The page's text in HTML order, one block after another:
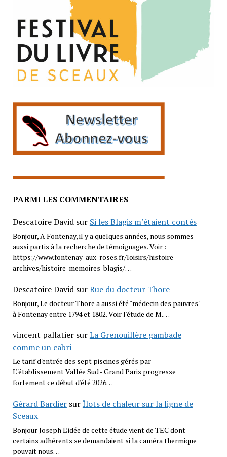
PARMI LES COMMENTAIRES
Descatoire Davidsur Si les Blagis m’étaient contés
Bonjour, A Fontenay, il y a quelques années, nous sommes
aussi partis à la recherche de témoignages. Voir :
https://www.fontenay-aux-roses.fr/loisirs/histoire-
archives/histoire-memoires-blagis/…
Descatoire DavidsurRue du docteur Thore
Bonjour, Le docteur Thore a aussi été "médecin des pauvres"
à Fontenay entre 1794 et 1802. Voir l'étude de M.…
vincent pallatiersurLa Grenouillère gambade
comme un cabri
Le tarif d'entrée des sept piscines gérés par
L''établissement Vallée Sud - Grand Paris progresse
fortement ce début d'été 2026…
Gérard BardiersurÎlots de chaleur sur la ligne de
Sceaux
Bonjour Joseph L’idée de cette étude vient de TEC dont
certains adhérents se demandaient si la caméra thermique
pouvait nous…